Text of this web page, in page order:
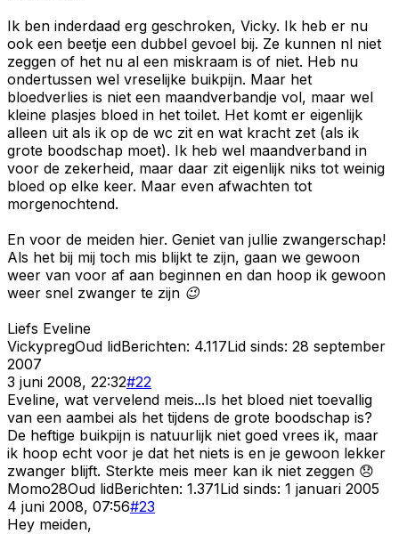
Ik ben inderdaad erg geschroken, Vicky. Ik heb er nu
ook een beetje een dubbel gevoel bij. Ze kunnen nl niet
zeggen of het nu al een miskraam is of niet. Heb nu
ondertussen wel vreselijke buikpijn. Maar het
bloedverlies is niet een maandverbandje vol, maar wel
kleine plasjes bloed in het toilet. Het komt er eigenlijk
alleen uit als ik op de wc zit en wat kracht zet (als ik
grote boodschap moet). Ik heb wel maandverband in
voor de zekerheid, maar daar zit eigenlijk niks tot weinig
bloed op elke keer. Maar even afwachten tot
morgenochtend.
En voor de meiden hier. Geniet van jullie zwangerschap!
Als het bij mij toch mis blijkt te zijn, gaan we gewoon
weer van voor af aan beginnen en dan hoop ik gewoon
weer snel zwanger te zijn 😉
Liefs Eveline
VickypregOud lidBerichten: 4.117Lid sinds: 28 september
2007
3 juni 2008, 22:32#22
Eveline, wat vervelend meis...Is het bloed niet toevallig
van een aambei als het tijdens de grote boodschap is?
De heftige buikpijn is natuurlijk niet goed vrees ik, maar
ik hoop echt voor je dat het niets is en je gewoon lekker
zwanger blijft. Sterkte meis meer kan ik niet zeggen 😞
Momo28Oud lidBerichten: 1.371Lid sinds: 1 januari 2005
4 juni 2008, 07:56#23
Hey meiden,